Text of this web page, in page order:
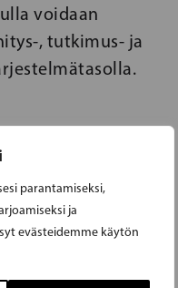
parantamiseksi,
ja
evästeidemme käytön
voidaan
, tutkimus- ja